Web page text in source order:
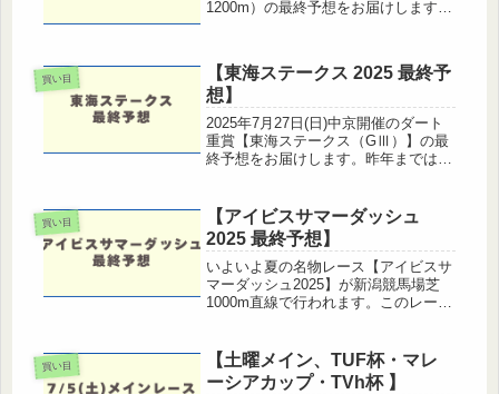
1200m）の最終予想をお届けします。
う。 CBC賞2025 レース概要日
程： 2025年8月10日(日...
買い目
【東海ステークス 2025 最終予
想】
2025年7月27日(日)中京開催のダート
重賞【東海ステークス（GⅢ）】の最
終予想をお届けします。昨年までは１
戦だったが、今年から７月半ばのダー
ト1400m（GⅢ）に変...
買い目
【アイビスサマーダッシュ
2025 最終予想】
いよいよ夏の名物レース【アイビスサ
マーダッシュ2025】が新潟競馬場芝
1000m直線で行われます。このレース
賞。今回は枠順、馬場状態、過去傾向
を踏まえて最終予想と買い目をお...
買い目
【土曜メイン、TUF杯・マレ
ーシアカップ・TVh杯 】